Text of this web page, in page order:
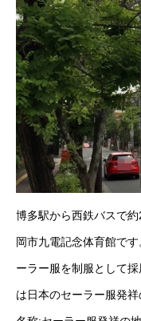
博多駅から西鉄バスで
岡市九電記念体育館で
ーラー服を制服として
は日本のセーラー服発祥